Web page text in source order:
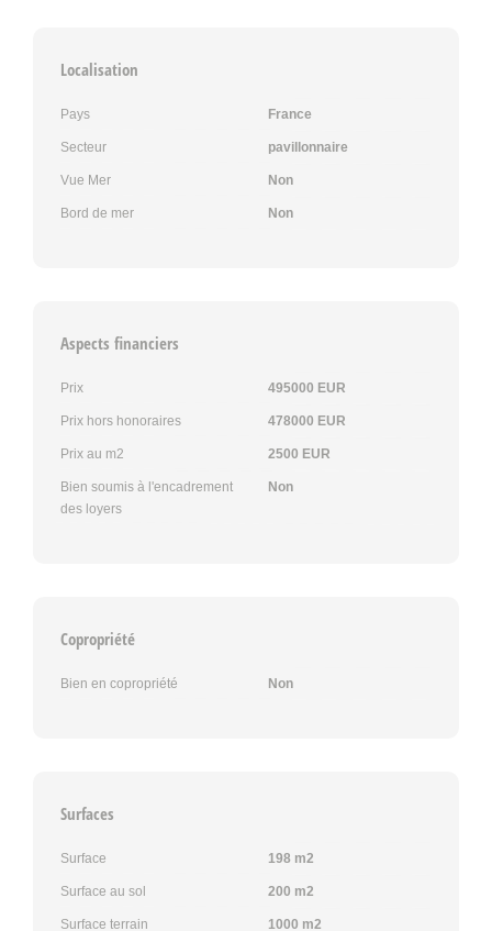
Localisation
Pays France
Secteur pavillonnaire
Vue Mer Non
Bord de mer Non
Aspects financiers
Prix 495000 EUR
Prix hors honoraires 478000 EUR
Prix au m2 2500 EUR
Bien soumis à l'encadrement
des loyers
Non
Copropriété
Bien en copropriété Non
Surfaces
Surface 198 m2
Surface au sol 200 m2
Surface terrain 1000 m2